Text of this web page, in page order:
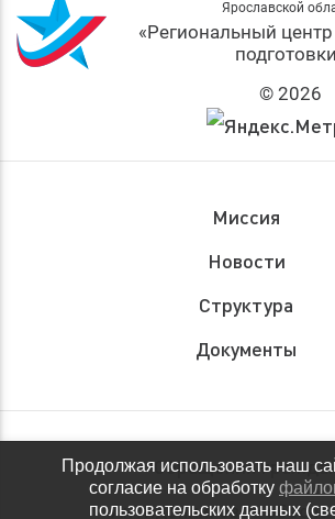
Ярославской
«Региональный
© 2026
Миссия
Новости
Структура
Документы
Обращения
Антидопинговое
Продолжая использовать наш
согласие на обработку
пользовательских данных